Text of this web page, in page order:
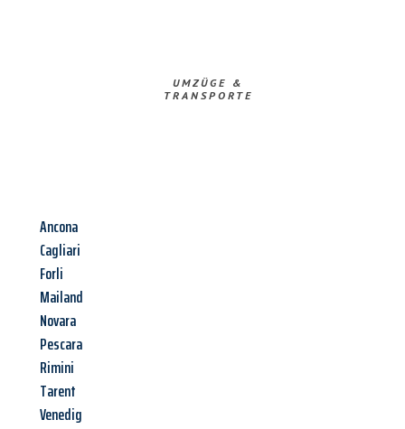
UMZÜGE &
TRANSPORTE
Ancona
Cagliari
Forli
Mailand
Novara
Pescara
Rimini
Tarent
Venedig